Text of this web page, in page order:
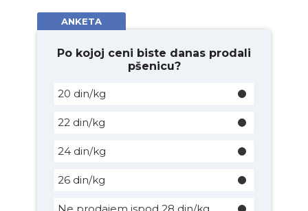
ANKETA
Po kojoj ceni biste danas prodali
pšenicu?
20 din/kg
22 din/kg
24 din/kg
26 din/kg